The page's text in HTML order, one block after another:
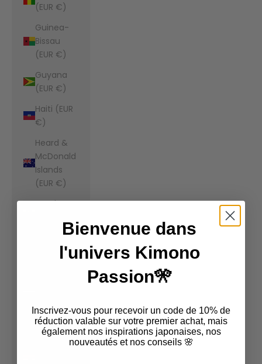
(EUR €)
Guinea-
Bissau
(EUR €)
Guyana
(EUR €)
Haiti (EUR
€)
Heard &
McDonald
Islands
(EUR €)
Honduras
Hong Kong
SAR (EUR
Iceland
(EUR €)
Bienvenue dans
l'univers Kimono
Passion🎌
Inscrivez-vous pour recevoir un code de 10% de
réduction valable sur votre premier achat, mais
également nos inspirations japonaises, nos
nouveautés et nos conseils 🌸